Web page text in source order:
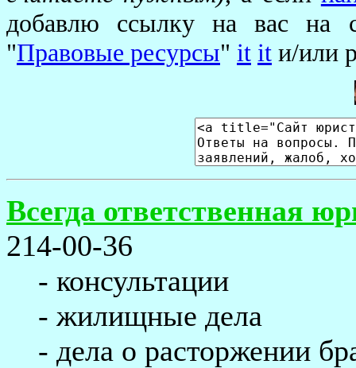
добавлю ссылку на вас на
"Правовые ресурсы" it it и/или
Всегда ответственная
214-00-36
- консультации
- жилищные дела
- дела о расторжении